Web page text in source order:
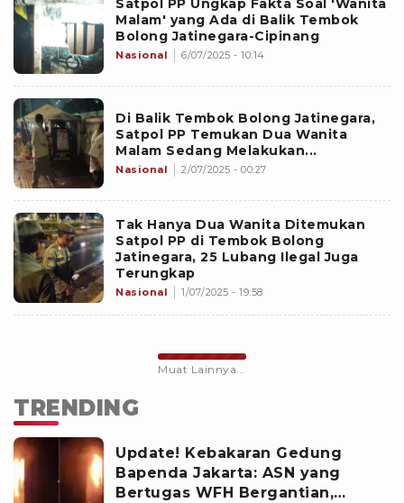
Satpol PP Ungkap Fakta Soal 'Wanita
Malam' yang Ada di Balik Tembok
Bolong Jatinegara-Cipinang
Nasional 6/07/2025 - 10:14
Di Balik Tembok Bolong Jatinegara,
Satpol PP Temukan Dua Wanita
Malam Sedang Melakukan...
Nasional 2/07/2025 - 00:27
Tak Hanya Dua Wanita Ditemukan
Satpol PP di Tembok Bolong
Jatinegara, 25 Lubang Ilegal Juga
Terungkap
Nasional 1/07/2025 - 19:58
Muat Lainnya...
TRENDING
Update! Kebakaran Gedung
Bapenda Jakarta: ASN yang
Bertugas WFH Bergantian,